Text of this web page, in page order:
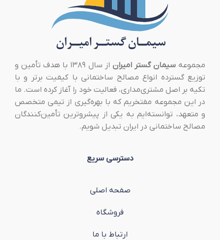
مجموعهسیمان گستر امیران
از سال ۱۳۸۹ با هدف تأمین و
توزیع گسترده انواع مصالح ساختمانی با کیفیت برتر و با
تکیه بر اصل مشتری‌مداری، فعالیت خود را آغاز کرده است. ما
در این مجموعه مفتخریم که با بهره‌گیری از تیمی متخصص
و متعهد، توانسته‌ایم به یکی از پیشروترین تأمین‌کنندگان
مصالح ساختمانی در ایران تبدیل شویم.
دسترسی سریع
صفحه اصلی
فروشگاه
ارتباط با ما